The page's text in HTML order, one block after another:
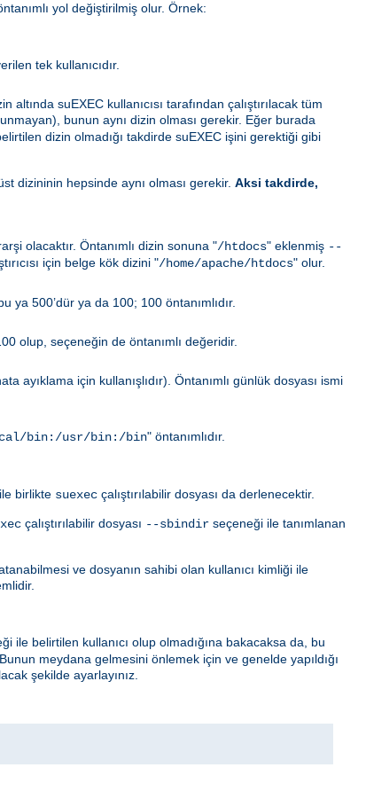
yol değiştirilmiş olur. Örnek:
tek kullanıcıdır.
suEXEC kullanıcısı tarafından çalıştırılacak tüm
bunun aynı dizin olması gerekir. Eğer burada
dizin olmadığı takdirde suEXEC işini gerektiği gibi
dizininin hepsinde aynı olması gerekir. Aksi takdirde,
olacaktır. Öntanımlı dizin sonuna "/htdocs" eklenmiş --
için belge kök dizini "/home/apache/htdocs" olur.
ya 500’dür ya da 100; 100 öntanımlıdır.
olup, seçeneğin de öntanımlı değeridir.
ayıklama için kullanışlıdır). Öntanımlı günlük dosyası ismi
bin:/usr/bin:/bin" öntanımlıdır.
birlikte suexec çalıştırılabilir dosyası da derlenecektir.
çalıştırılabilir dosyası --sbindir seçeneği ile tanımlanan
ve dosyanın sahibi olan kullanıcı kimliği ile
ile belirtilen kullanıcı olup olmadığına bakacaksa da, bu
meydana gelmesini önlemek için ve genelde yapıldığı
şekilde ayarlayınız.